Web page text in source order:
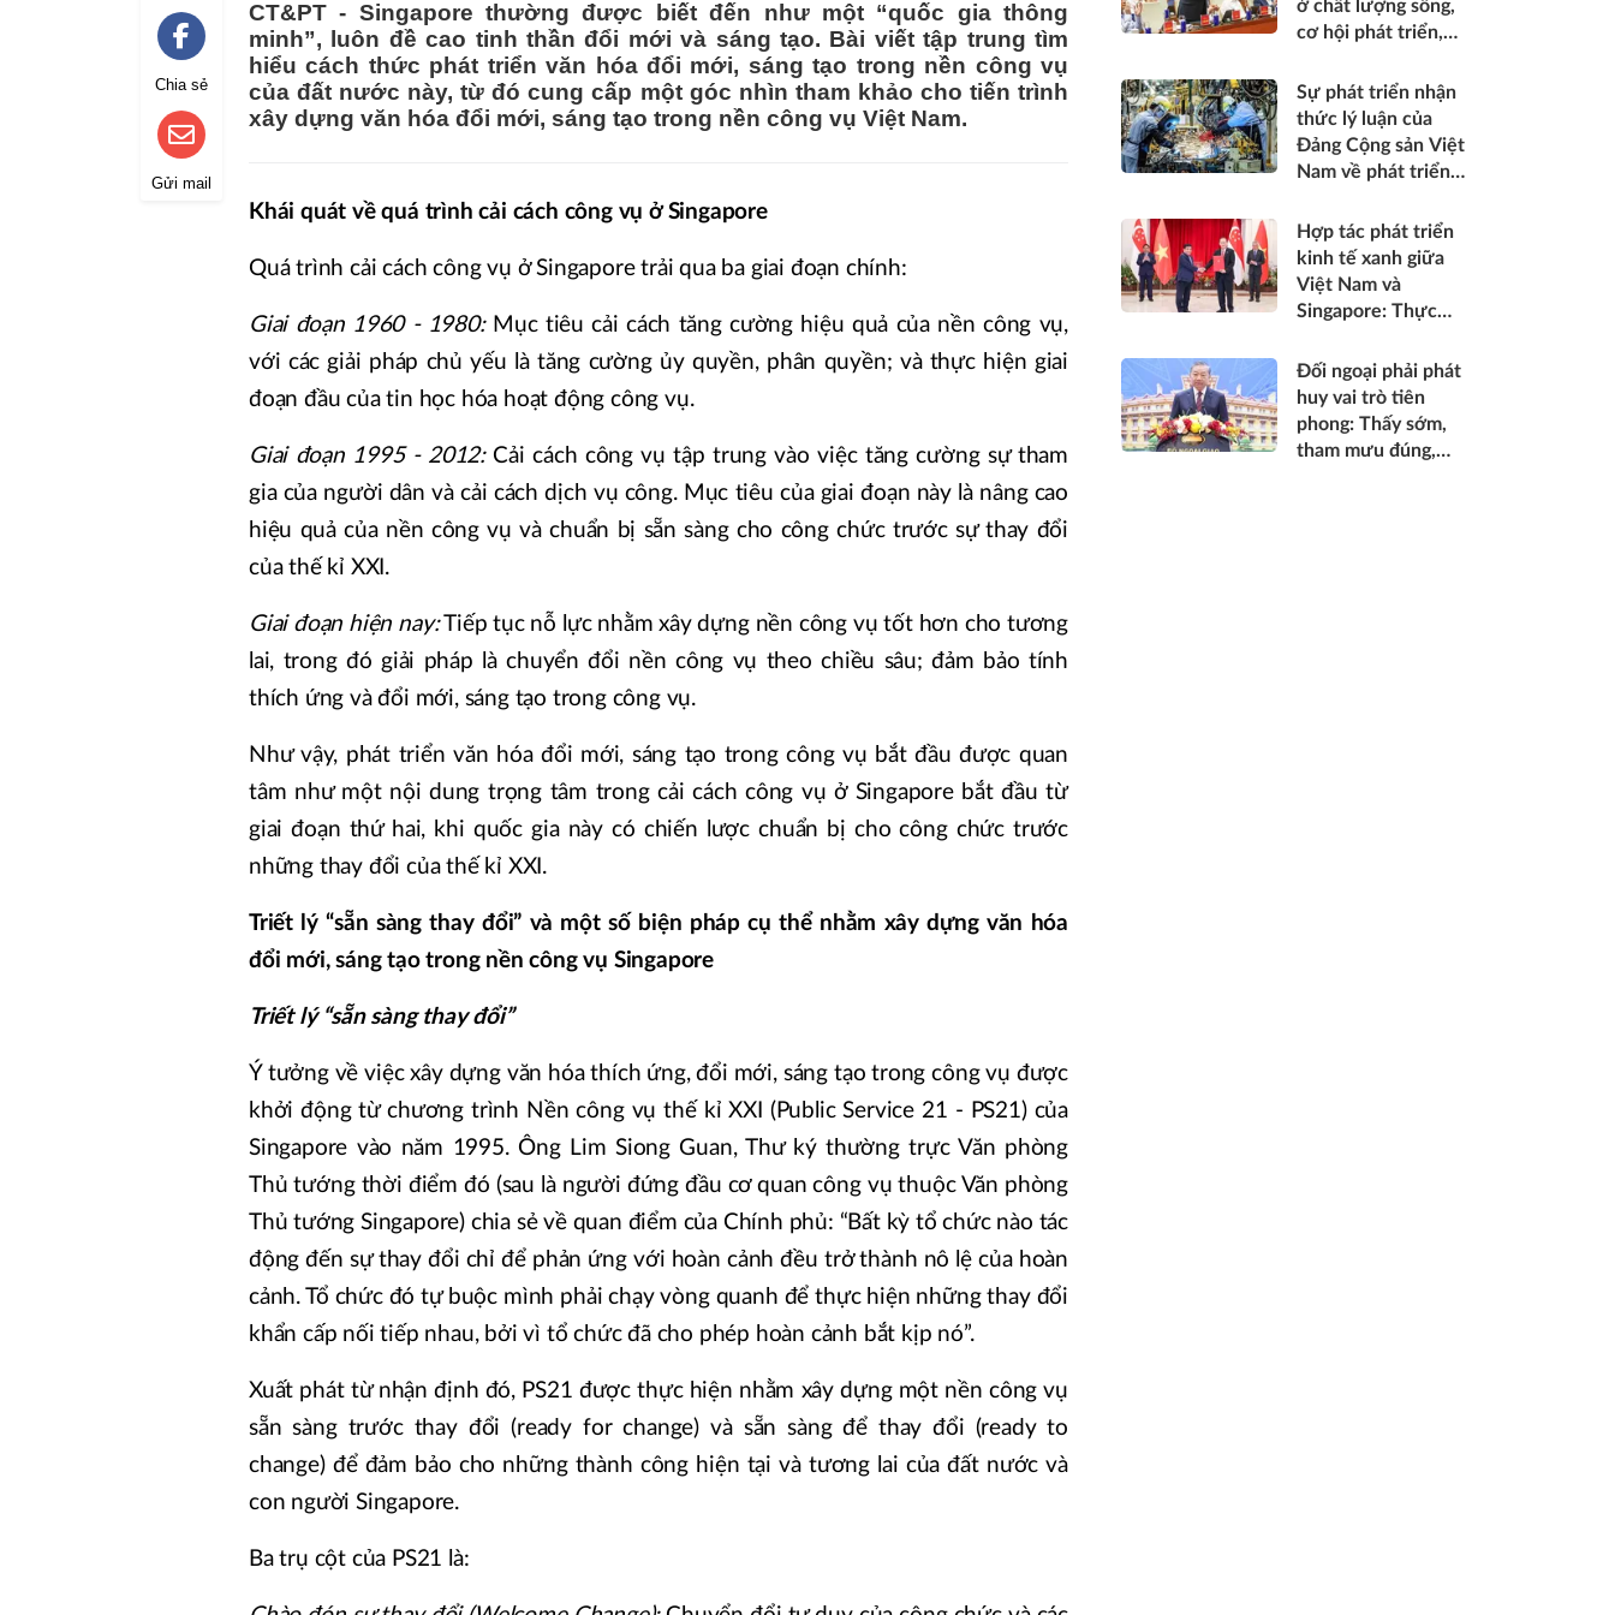
Chia sẻ
Gửi mail
CT&PT - Singapore thường được biết đến như một “quốc gia thông
minh”, luôn đề cao tinh thần đổi mới và sáng tạo. Bài viết tập trung tìm
hiểu cách thức phát triển văn hóa đổi mới, sáng tạo trong nền công vụ
của đất nước này, từ đó cung cấp một góc nhìn tham khảo cho tiến trình
xây dựng văn hóa đổi mới, sáng tạo trong nền công vụ Việt Nam.
Khái quát về quá trình cải cách công vụ ở Singapore
Quá trình cải cách công vụ ở Singapore trải qua ba giai đoạn chính:
Giai đoạn 1960 - 1980:Mục tiêu cải cách tăng cường hiệu quả của nền công vụ,
với các giải pháp chủ yếu là tăng cường ủy quyền, phân quyền; và thực hiện giai
đoạn đầu của tin học hóa hoạt động công vụ.
Giai đoạn 1995 - 2012: Cải cách công vụ tập trung vào việc tăng cường sự tham
gia của người dân và cải cách dịch vụ công. Mục tiêu của giai đoạn này là nâng cao
hiệu quả của nền công vụ và chuẩn bị sẵn sàng cho công chức trước sự thay đổi
của thế kỉ XXI.
Giai đoạn hiện nay:Tiếp tục nỗ lực nhằm xây dựng nền công vụ tốt hơn cho tương
lai, trong đó giải pháp là chuyển đổi nền công vụ theo chiều sâu; đảm bảo tính
thích ứng và đổi mới, sáng tạo trong công vụ.
Như vậy, phát triển văn hóa đổi mới, sáng tạo trong công vụ bắt đầu được quan
tâm như một nội dung trọng tâm trong cải cách công vụ ở Singapore bắt đầu từ
giai đoạn thứ hai, khi quốc gia này có chiến lược chuẩn bị cho công chức trước
những thay đổi của thế kỉ XXI.
Triết lý “sẵn sàng thay đổi” và một số biện pháp cụ thể nhằm xây dựng văn hóa
đổi mới, sáng tạo trong nền công vụ Singapore
Triết lý “sẵn sàng thay đổi”
Ý tưởng về việc xây dựng văn hóa thích ứng, đổi mới, sáng tạo trong công vụ được
khởi động từ chương trình Nền công vụ thế kỉ XXI (Public Service 21 - PS21) của
Singapore vào năm 1995. Ông Lim Siong Guan, Thư ký thường trực Văn phòng
Thủ tướng thời điểm đó (sau là người đứng đầu cơ quan công vụ thuộc Văn phòng
Thủ tướng Singapore) chia sẻ về quan điểm của Chính phủ: “Bất kỳ tổ chức nào tác
động đến sự thay đổi chỉ để phản ứng với hoàn cảnh đều trở thành nô lệ của hoàn
cảnh. Tổ chức đó tự buộc mình phải chạy vòng quanh để thực hiện những thay đổi
khẩn cấp nối tiếp nhau, bởi vì tổ chức đã cho phép hoàn cảnh bắt kịp nó”.
Xuất phát từ nhận định đó, PS21 được thực hiện nhằm xây dựng một nền công vụ
sẵn sàng trước thay đổi (ready for change) và sẵn sàng để thay đổi (ready to
change) để đảm bảo cho những thành công hiện tại và tương lai của đất nước và
con người Singapore.
Ba trụ cột của PS21 là:
được thụ hưởng
ở chất lượng sống,
cơ hội phát triển,
và hạnh phúc của
nhân dân*
Sự phát triển nhận
thức lý luận của
Đảng Cộng sản Việt
Nam về phát triển
trong thời kỳ đổi
mới
Hợp tác phát triển
kinh tế xanh giữa
Việt Nam và
Singapore: Thực
khuyến nghị chính
sách
Đối ngoại phải phát
huy vai trò tiên
phong: Thấy sớm,
tham mưu đúng,